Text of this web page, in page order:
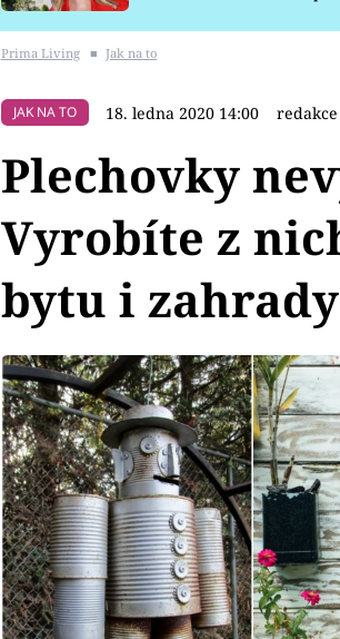
Prima Living ■ Jak na to
JAK NA TO 18. ledna 2020 14:00
Plechovky
Vyrobíte z
bytu i zahrady